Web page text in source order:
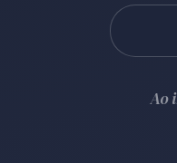
Ao